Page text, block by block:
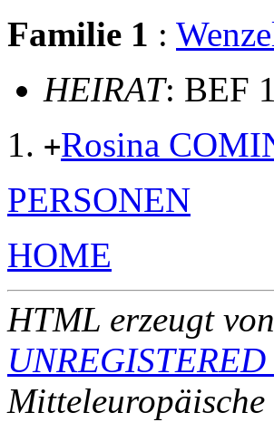
Familie 1 :
HEIRAT: BEF
+Rosina
PERSONEN
HOME
HTML erzeugt von
Mitteleuropäische